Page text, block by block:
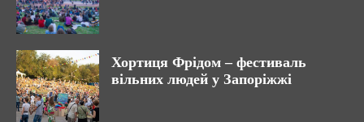
Хортиця Фрідом – фестиваль
вільних людей у Запоріжжі